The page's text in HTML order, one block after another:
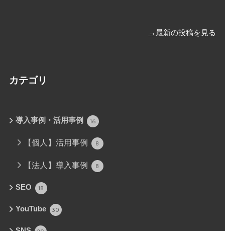
→最新の投稿を見る
カテゴリ
導入事例・活用事例 16
【個人】活用事例 8
【法人】導入事例 8
SEO 18
YouTube 30